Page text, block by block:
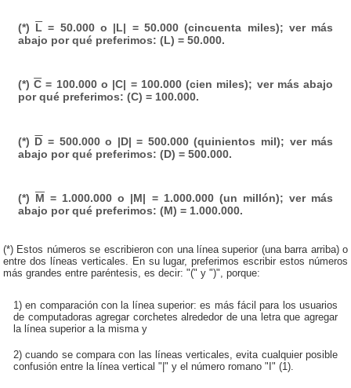
(*) L = 50.000 o |L| = 50.000 (cincuenta miles); ver más
abajo por qué preferimos: (L) = 50.000.
(*)C = 100.000 o |C| = 100.000 (cien miles); ver más abajo
por qué preferimos: (C) = 100.000.
(*) D = 500.000 o |D| = 500.000 (quinientos mil); ver más
abajo por qué preferimos: (D) = 500.000.
(*) M = 1.000.000 o |M| = 1.000.000 (un millón); ver más
abajo por qué preferimos: (M) = 1.000.000.
(*) Estos números se escribieron con una línea superior (una barra arriba) o
entre dos líneas verticales. En su lugar, preferimos escribir estos números
más grandes entre paréntesis, es decir: "(" y ")", porque:
1) en comparación con la línea superior: es más fácil para los usuarios
de computadoras agregar corchetes alrededor de una letra que agregar
la línea superior a la misma y
2) cuando se compara con las líneas verticales, evita cualquier posible
confusión entre la línea vertical "|" y el número romano "I" (1).